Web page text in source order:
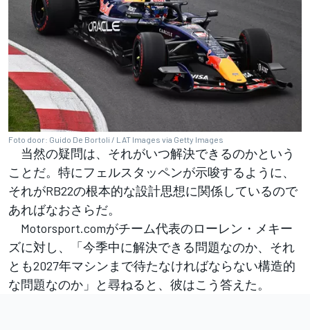
Foto door: Guido De Bortoli / LAT Images via Getty Images
当然の疑問は、それがいつ解決できるのかという
ことだ。特にフェルスタッペンが示唆するように、
それがRB22の根本的な設計思想に関係しているので
あればなおさらだ。
Motorsport.comがチーム代表のローレン・メキー
ズに対し、「今季中に解決できる問題なのか、それ
とも2027年マシンまで待たなければならない構造的
な問題なのか」と尋ねると、彼はこう答えた。